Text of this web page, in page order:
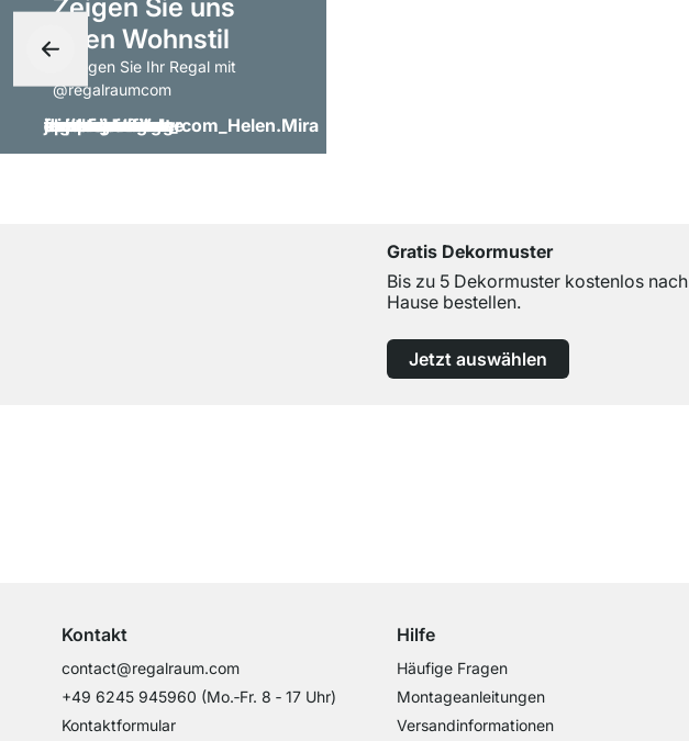
Zeigen Sie uns
Ihren Wohnstil
- taggen Sie Ihr Regal mit
@regalraumcom
Gratis Dekormuster
Bis zu 5 Dekormuster kostenlos nach
Hause bestellen.
Jetzt auswählen
Kontakt
contact@regalraum.com
+49 6245 945960 (Mo.‑Fr. 8 ‑ 17 Uhr)
Kontaktformular
Hilfe
Häufige Fragen
Montageanleitungen
Versandinformationen